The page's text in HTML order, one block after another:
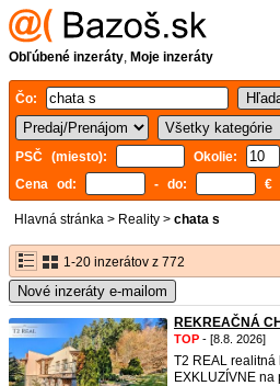
Obľúbené inzeráty, Moje inzeráty
Čo:
PSČ (miesto): Okolie:
Cena od:
- do: €
Hlavná stránka > Reality > chata s
1-20 inzerátov z 772
Nové inzeráty e-mailom
REKREAČNÁ
TOP - [8.8. 2026]
T2 REAL
EXKLUZÍVNE na